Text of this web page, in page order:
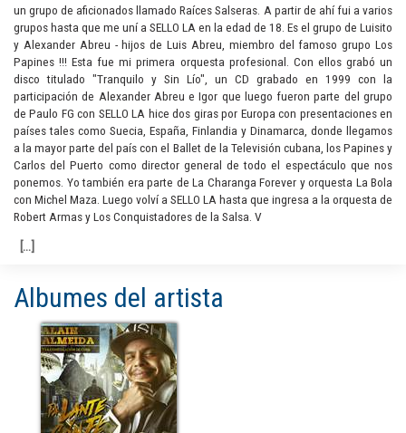
un grupo de aficionados llamado Raíces Salseras. A partir de ahí fui a varios
grupos hasta que me uní a SELLO LA en la edad de 18. Es el grupo de Luisito
y Alexander Abreu - hijos de Luis Abreu, miembro del famoso grupo Los
Papines !!! Esta fue mi primera orquesta profesional. Con ellos grabó un
disco titulado "Tranquilo y Sin Lío", un CD grabado en 1999 con la
participación de Alexander Abreu e Igor que luego fueron parte del grupo
de Paulo FG con SELLO LA hice dos giras por Europa con presentaciones en
países tales como Suecia, España, Finlandia y Dinamarca, donde llegamos
a la mayor parte del país con el Ballet de la Televisión cubana, los Papines y
Carlos del Puerto como director general de todo el espectáculo que nos
ponemos. Yo también era parte de La Charanga Forever y orquesta La Bola
con Michel Maza. Luego volví a SELLO LA hasta que ingresa a la orquesta de
Robert Armas y Los Conquistadores de la Salsa. V
Albumes del artista